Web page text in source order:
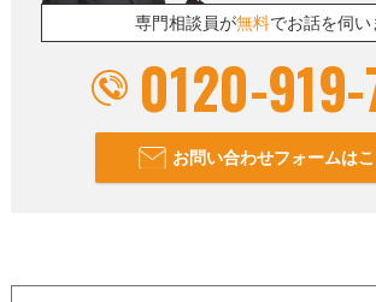
専門相談員が無料でお話を伺い
0120-
お問い合わせフォームは